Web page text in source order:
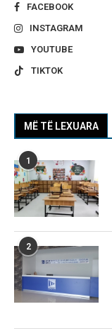
FACEBOOK
INSTAGRAM
YOUTUBE
TIKTOK
MË TË LEXUARA
1
2